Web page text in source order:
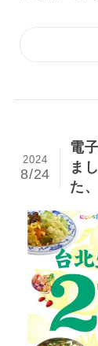
電
ま
た
2024
8/24